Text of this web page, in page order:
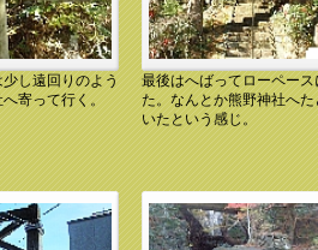
野神社へ
し遠回りのよう
寄って行く。
10.12.11 13:47 熊野神社
最後はへばってローペース
た。なんとか熊野神社へた
いたという感じ。